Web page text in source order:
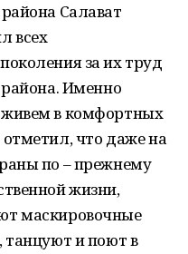
Салават
всех
за их труд
Именно
в комфортных
что даже на
по – прежнему
жизни,
маскировочные
танцуют и поют в